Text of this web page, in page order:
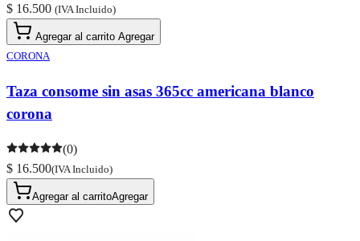
$ 16.500 (IVA Incluido)
Agregar al carrito Agregar
CORONA
Taza consome sin asas 365cc americana blanco
corona
(0)
$ 16.500(IVA Incluido)
Agregar al carritoAgregar